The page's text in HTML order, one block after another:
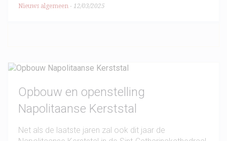
Nieuws algemeen - 12/03/2025
Opbouw en openstelling
Napolitaanse Kerststal
Net als de laatste jaren zal ook dit jaar de